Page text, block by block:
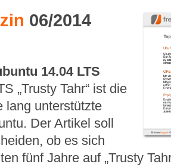
06/2014
14.04 LTS
„Trusty Tahr“ ist die
lang unterstützte
Der Artikel soll
ob es sich
fünf Jahre auf „Trusty